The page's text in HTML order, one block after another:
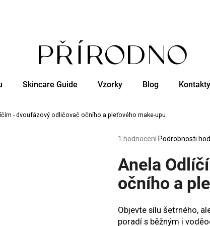
Skincare Guide Vzorky Blog Kontakty
- dvoufázový odličovač očního a pleťového make-upu
Průměrné
produktu
je
z
hvězdiček.
1 hodnocení Podrobnosti
Anela
očního a
Objevte sílu šetrného,
poradí s běžným i
Co potřebujete najít?